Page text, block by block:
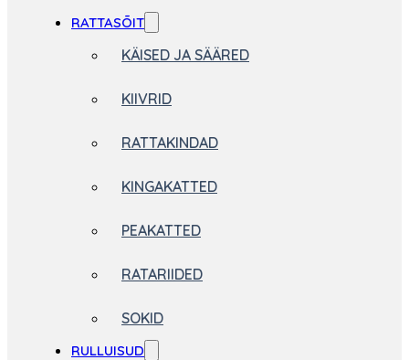
RATTASÕIT
KÄISED JA SÄÄRED
KIIVRID
RATTAKINDAD
KINGAKATTED
PEAKATTED
RATARIIDED
SOKID
RULLUISUD